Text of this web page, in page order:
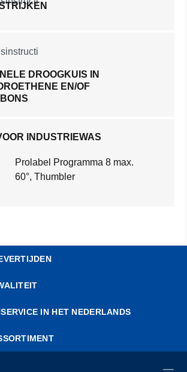
DROOGKUIS IN
EN/OF
INDUSTRIEWAS
Prolabel Programma 8 max.
60°, Thumbler
IN HET NEDERLANDS